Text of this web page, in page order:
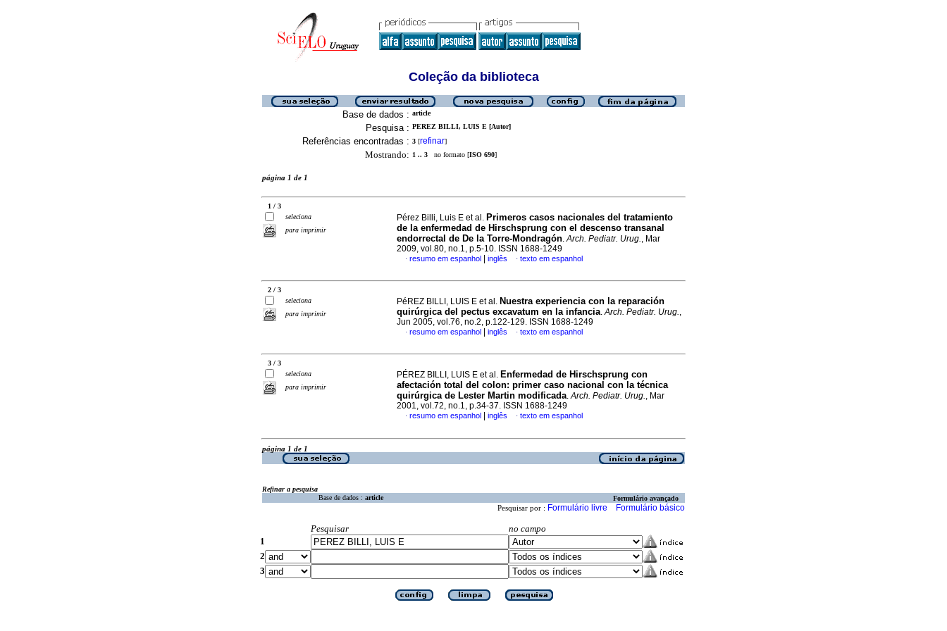
Coleção da biblioteca
Base de dados : article
Pesquisa : PEREZ BILLI, LUIS E [Autor]
Referências encontradas : 3 [refinar]
Mostrando: 1 .. 3 no formato [ISO 690]
página 1 de 1
1 / 3
seleciona
para imprimir
Pérez Billi, Luis E et al. Primeros casos nacionales del tratamiento
de la enfermedad de Hirschsprung con el descenso transanal
endorrectal de De la Torre-Mondragón.Arch. Pediatr. Urug., Mar
2009, vol.80, no.1, p.5-10. ISSN 1688-1249
· resumo em espanhol inglês · texto em espanhol
2 / 3
seleciona
para imprimir
PéREZ BILLI, LUIS E et al. Nuestra experiencia con la reparación
quirúrgica del pectus excavatum en la infancia.Arch. Pediatr. Urug.,
Jun 2005, vol.76, no.2, p.122-129. ISSN 1688-1249
· resumo em espanhol inglês · texto em espanhol
3 / 3
seleciona
para imprimir
PÉREZ BILLI, LUIS E et al. Enfermedad de Hirschsprung con
afectación total del colon: primer caso nacional con la técnica
quirúrgica de Lester Martin modificada.Arch. Pediatr. Urug., Mar
2001, vol.72, no.1, p.34-37. ISSN 1688-1249
· resumo em espanhol inglês · texto em espanhol
página 1 de 1
Refinar a pesquisa
Base de dados : article Formulário avançado
Pesquisar por : Formulário livre Formulário básico
Pesquisar
no campo
1
2
3